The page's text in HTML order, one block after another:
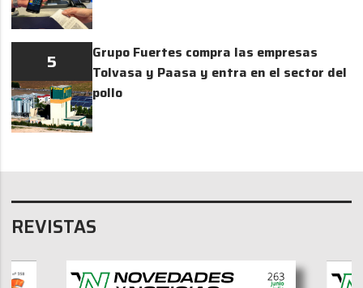
5
Grupo Fuertes compra las empresas
Tolvasa y Paasa y entra en el sector del
pollo
REVISTAS